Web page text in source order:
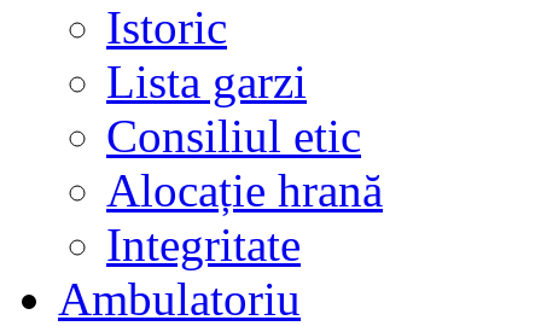
Istoric
Lista garzi
Consiliul etic
Alocație hrană
Integritate
Ambulatoriu